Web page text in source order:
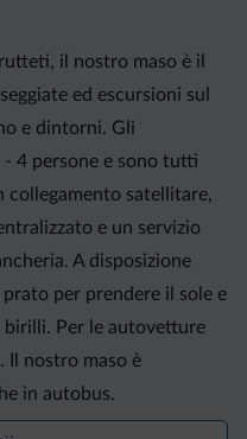
il nostro maso è il
ed escursioni sul
e dintorni. Gli
4 persone e sono tutti
collegamento satellitare,
e un servizio
A disposizione
per prendere il sole e
birilli. Per le autovetture
Il nostro maso è
in autobus.